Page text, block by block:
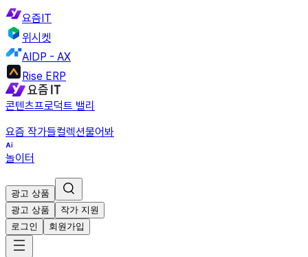
요즘IT
위시켓
AIDP - AX
Rise ERP
콘텐츠프로덕트 밸리
요즘 작가들컬렉션물어봐
놀이터
광고 상품
광고 상품
작가 지원
로그인
회원가입